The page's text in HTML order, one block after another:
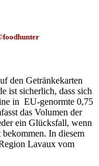
den Getränkekarten
ist sicherlich, dass sich
in EU-genormte 0,75
das Volumen der
ein Glücksfall, wenn
In diesem
Lavaux vom